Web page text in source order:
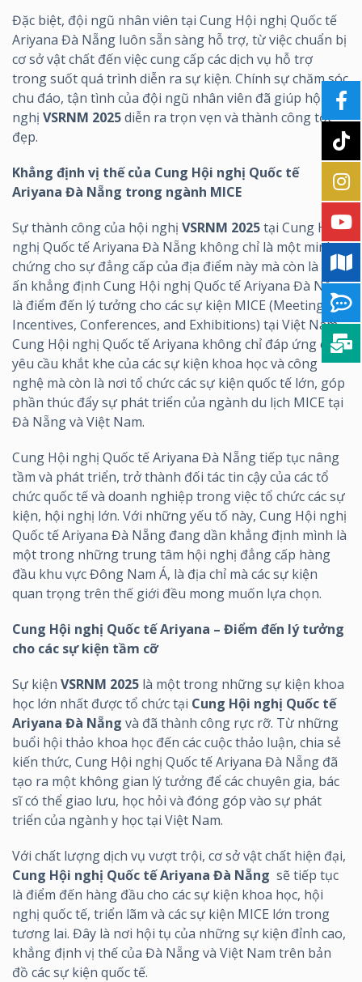
Đặc biệt, đội ngũ nhân viên tại Cung Hội nghị Quốc tế
Ariyana Đà Nẵng luôn sẵn sàng hỗ trợ, từ việc chuẩn bị
cơ sở vật chất đến việc cung cấp các dịch vụ hỗ trợ
trong suốt quá trình diễn ra sự kiện. Chính sự chăm sóc
chu đáo, tận tình của đội ngũ nhân viên đã giúp hội
nghị VSRNM 2025diễn ra trọn vẹn và thành công tốt
đẹp.
Khẳng định vị thế của Cung Hội nghị Quốc tế
Ariyana Đà Nẵng trong ngành MICE
Sự thành công của hội nghị VSRNM 2025tại Cung Hội
nghị Quốc tế Ariyana Đà Nẵng không chỉ là một minh
chứng cho sự đẳng cấp của địa điểm này mà còn là dấu
ấn khẳng định Cung Hội nghị Quốc tế Ariyana Đà Nẵng
là điểm đến lý tưởng cho các sự kiện MICE (Meetings,
Incentives, Conferences, and Exhibitions) tại Việt Nam.
Cung Hội nghị Quốc tế Ariyana không chỉ đáp ứng các
yêu cầu khắt khe của các sự kiện khoa học và công
nghệ mà còn là nơi tổ chức các sự kiện quốc tế lớn, góp
phần thúc đẩy sự phát triển của ngành du lịch MICE tại
Đà Nẵng và Việt Nam.
Cung Hội nghị Quốc tế Ariyana Đà Nẵng tiếp tục nâng
tầm và phát triển, trở thành đối tác tin cậy của các tổ
chức quốc tế và doanh nghiệp trong việc tổ chức các sự
kiện, hội nghị lớn. Với những yếu tố này, Cung Hội nghị
Quốc tế Ariyana Đà Nẵng đang dần khẳng định mình là
một trong những trung tâm hội nghị đẳng cấp hàng
đầu khu vực Đông Nam Á, là địa chỉ mà các sự kiện
quan trọng trên thế giới đều mong muốn lựa chọn.
Cung Hội nghị Quốc tế Ariyana – Điểm đến lý tưởng
cho các sự kiện tầm cỡ
Sự kiện VSRNM 2025 là một trong những sự kiện khoa
học lớn nhất được tổ chức tại Cung Hội nghị Quốc tế
Ariyana Đà Nẵng và đã thành công rực rỡ. Từ những
buổi hội thảo khoa học đến các cuộc thảo luận, chia sẻ
kiến thức, Cung Hội nghị Quốc tế Ariyana Đà Nẵng đã
tạo ra một không gian lý tưởng để các chuyên gia, bác
sĩ có thể giao lưu, học hỏi và đóng góp vào sự phát
triển của ngành y học tại Việt Nam.
Với chất lượng dịch vụ vượt trội, cơ sở vật chất hiện đại,
Cung Hội nghị Quốc tế Ariyana Đà Nẵng sẽ tiếp tục
là điểm đến hàng đầu cho các sự kiện khoa học, hội
nghị quốc tế, triển lãm và các sự kiện MICE lớn trong
tương lai. Đây là nơi hội tụ của những sự kiện đỉnh cao,
khẳng định vị thế của Đà Nẵng và Việt Nam trên bản
đồ các sự kiện quốc tế.